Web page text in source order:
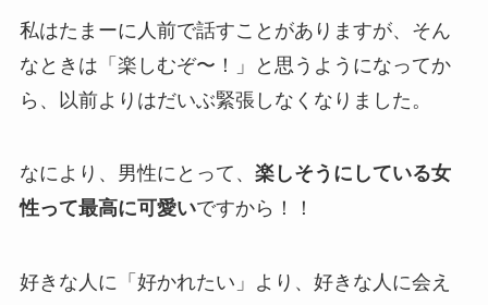
私はたまーに人前で話すことがありますが、そん
なときは「楽しむぞ〜！」と思うようになってか
ら、以前よりはだいぶ緊張しなくなりました。
なにより、男性にとって、 楽しそうにしている女
性って最高に可愛いですから！！
好きな人に「好かれたい」より、好きな人に会え